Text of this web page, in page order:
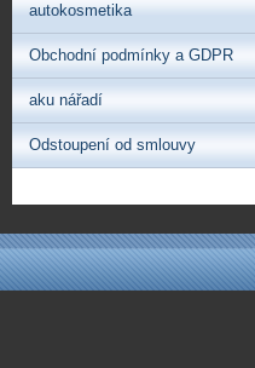
autokosmetika
Obchodní podmínky a GDPR
aku nářadí
Odstoupení od smlouvy